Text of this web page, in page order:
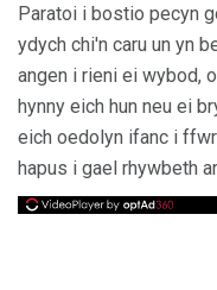
Paratoi i bostio pecyn
ydych chi'n caru un yn
angen i rieni ei wybod,
hynny eich hun neu ei
eich oedolyn ifanc i
hapus i gael rhywbeth